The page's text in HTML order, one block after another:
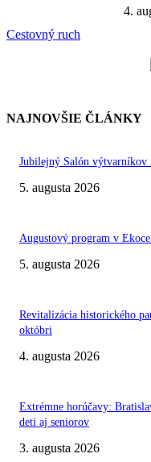
Cestovný ruch
4.
NAJNOVŠIE ČLÁNKY
Jubilejný Salón výtvarníkov
5. augusta 2026
Augustový program v
5. augusta 2026
Revitalizácia historického
októbri
4. augusta 2026
Extrémne horúčavy:
deti aj seniorov
3. augusta 2026